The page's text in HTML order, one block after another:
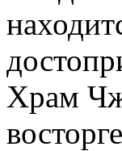
Храм